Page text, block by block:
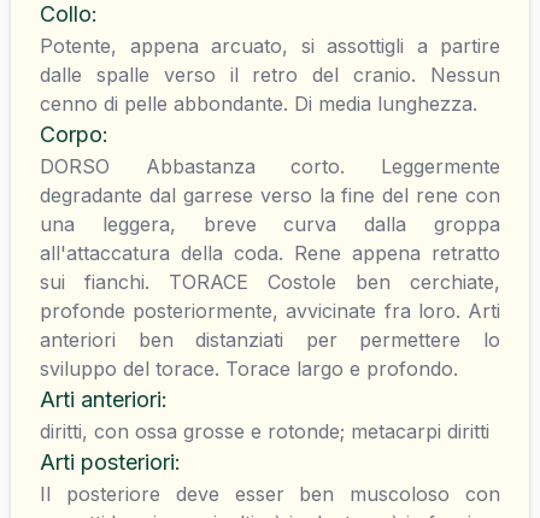
Collo:
Potente, appena arcuato, si assottigli a partire
dalle spalle verso il retro del cranio. Nessun
cenno di pelle abbondante. Di media lunghezza.
Corpo:
DORSO Abbastanza corto. Leggermente
degradante dal garrese verso la fine del rene con
una leggera, breve curva dalla groppa
all'attaccatura della coda. Rene appena retratto
sui fianchi. TORACE Costole ben cerchiate,
profonde posteriormente, avvicinate fra loro. Arti
anteriori ben distanziati per permettere lo
sviluppo del torace. Torace largo e profondo.
Arti anteriori:
diritti, con ossa grosse e rotonde; metacarpi diritti
Arti posteriori:
Il posteriore deve esser ben muscoloso con